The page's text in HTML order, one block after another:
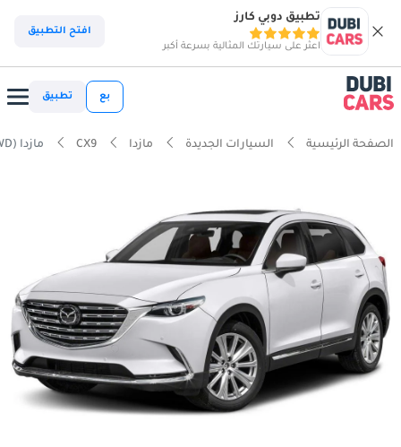
تطبيق دوبي كارز
اعثر على سيارتك المثالية بسرعة أكبر
افتح التطبيق
بع تطبيق
الصفحة الرئيسية السيارات الجديدة مازدا CX9 مازدا CX9 2.5T Ignite Edition (AWD)